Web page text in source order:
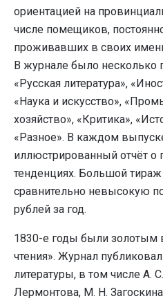
ориентацией на
числе помещиков,
проживавших в своих
В журнале было несколько
«Русская литература»,
«Наука и искусство»,
хозяйство», «Критика»,
«Разное». В каждом
иллюстрированный отчёт
тенденциях. Большой
сравнительно невысокую
рублей за год.
1830-е годы были золотым
чтения». Журнал
литературы, в том числе А.
Лермонтова, М. Н.